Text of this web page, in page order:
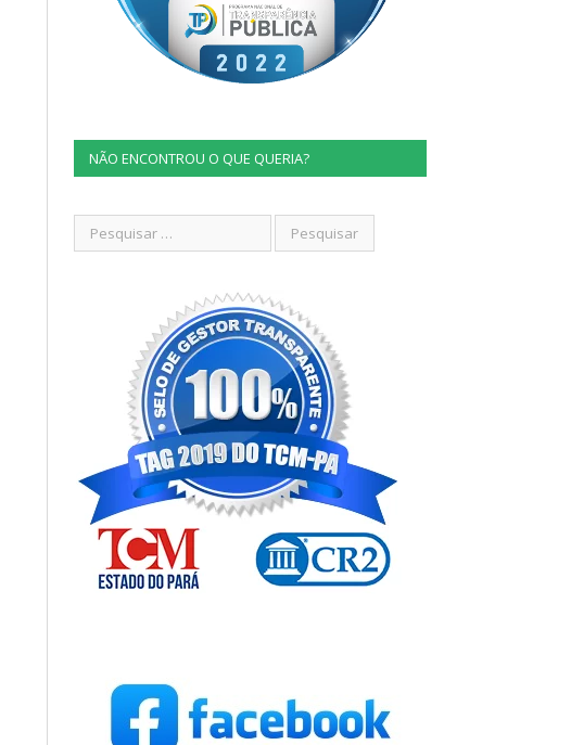
NÃO ENCONTROU O QUE QUERIA?